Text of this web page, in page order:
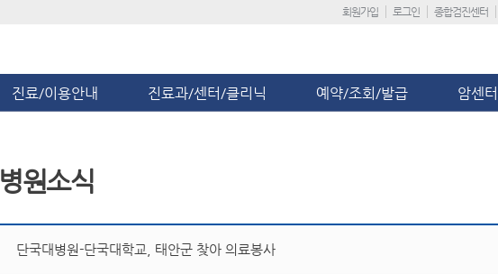
회원가입 로그인 종합검진센터
진료/이용안내 진료과/센터/클리닉 예약/조회/발급 암센터
병원소식
단국대병원-단국대학교, 태안군 찾아 의료봉사